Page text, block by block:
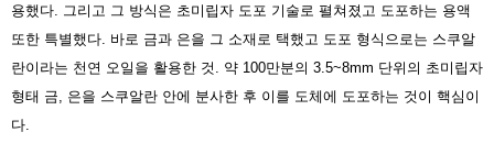
용했다. 그리고 그 방식은 초미립자 도포 기술로 펼쳐졌고 도포하는 용액
또한 특별했다. 바로 금과 은을 그 소재로 택했고 도포 형식으로는 스쿠알
란이라는 천연 오일을 활용한 것. 약 100만분의 3.5~8mm 단위의 초미립자
형태 금, 은을 스쿠알란 안에 분사한 후 이를 도체에 도포하는 것이 핵심이
다.